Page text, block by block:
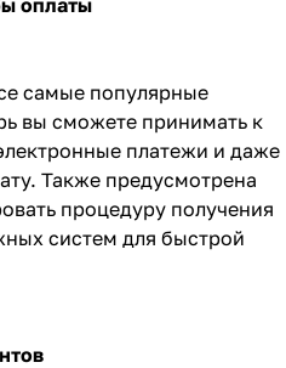
оплаты
самые популярные
вы сможете принимать к
платежи и даже
Также предусмотрена
процедуру получения
систем для быстрой